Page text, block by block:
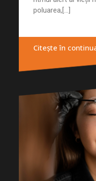
poluarea,[...]
Citește în